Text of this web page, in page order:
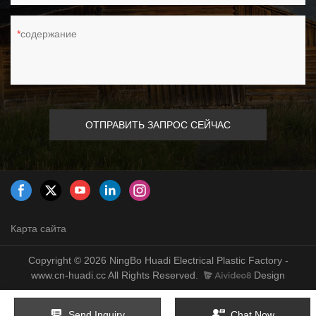
содержание
ОТПРАВИТЬ ЗАПРОС СЕЙЧАС
Карта сайта
Copyright © 2026 NingBo Huadi Electrical Plastic Factory -
www.cn-huadi.cc All Rights Reserved.
Design